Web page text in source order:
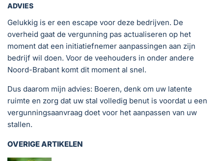
ADVIES
Gelukkig is er een escape voor deze bedrijven. De
overheid gaat de vergunning pas actualiseren op het
moment dat een initiatiefnemer aanpassingen aan zijn
bedrijf wil doen. Voor de veehouders in onder andere
Noord-Brabant komt dit moment al snel.
Dus daarom mijn advies: Boeren, denk om uw latente
ruimte en zorg dat uw stal volledig benut is voordat u een
vergunningsaanvraag doet voor het aanpassen van uw
stallen.
OVERIGE ARTIKELEN